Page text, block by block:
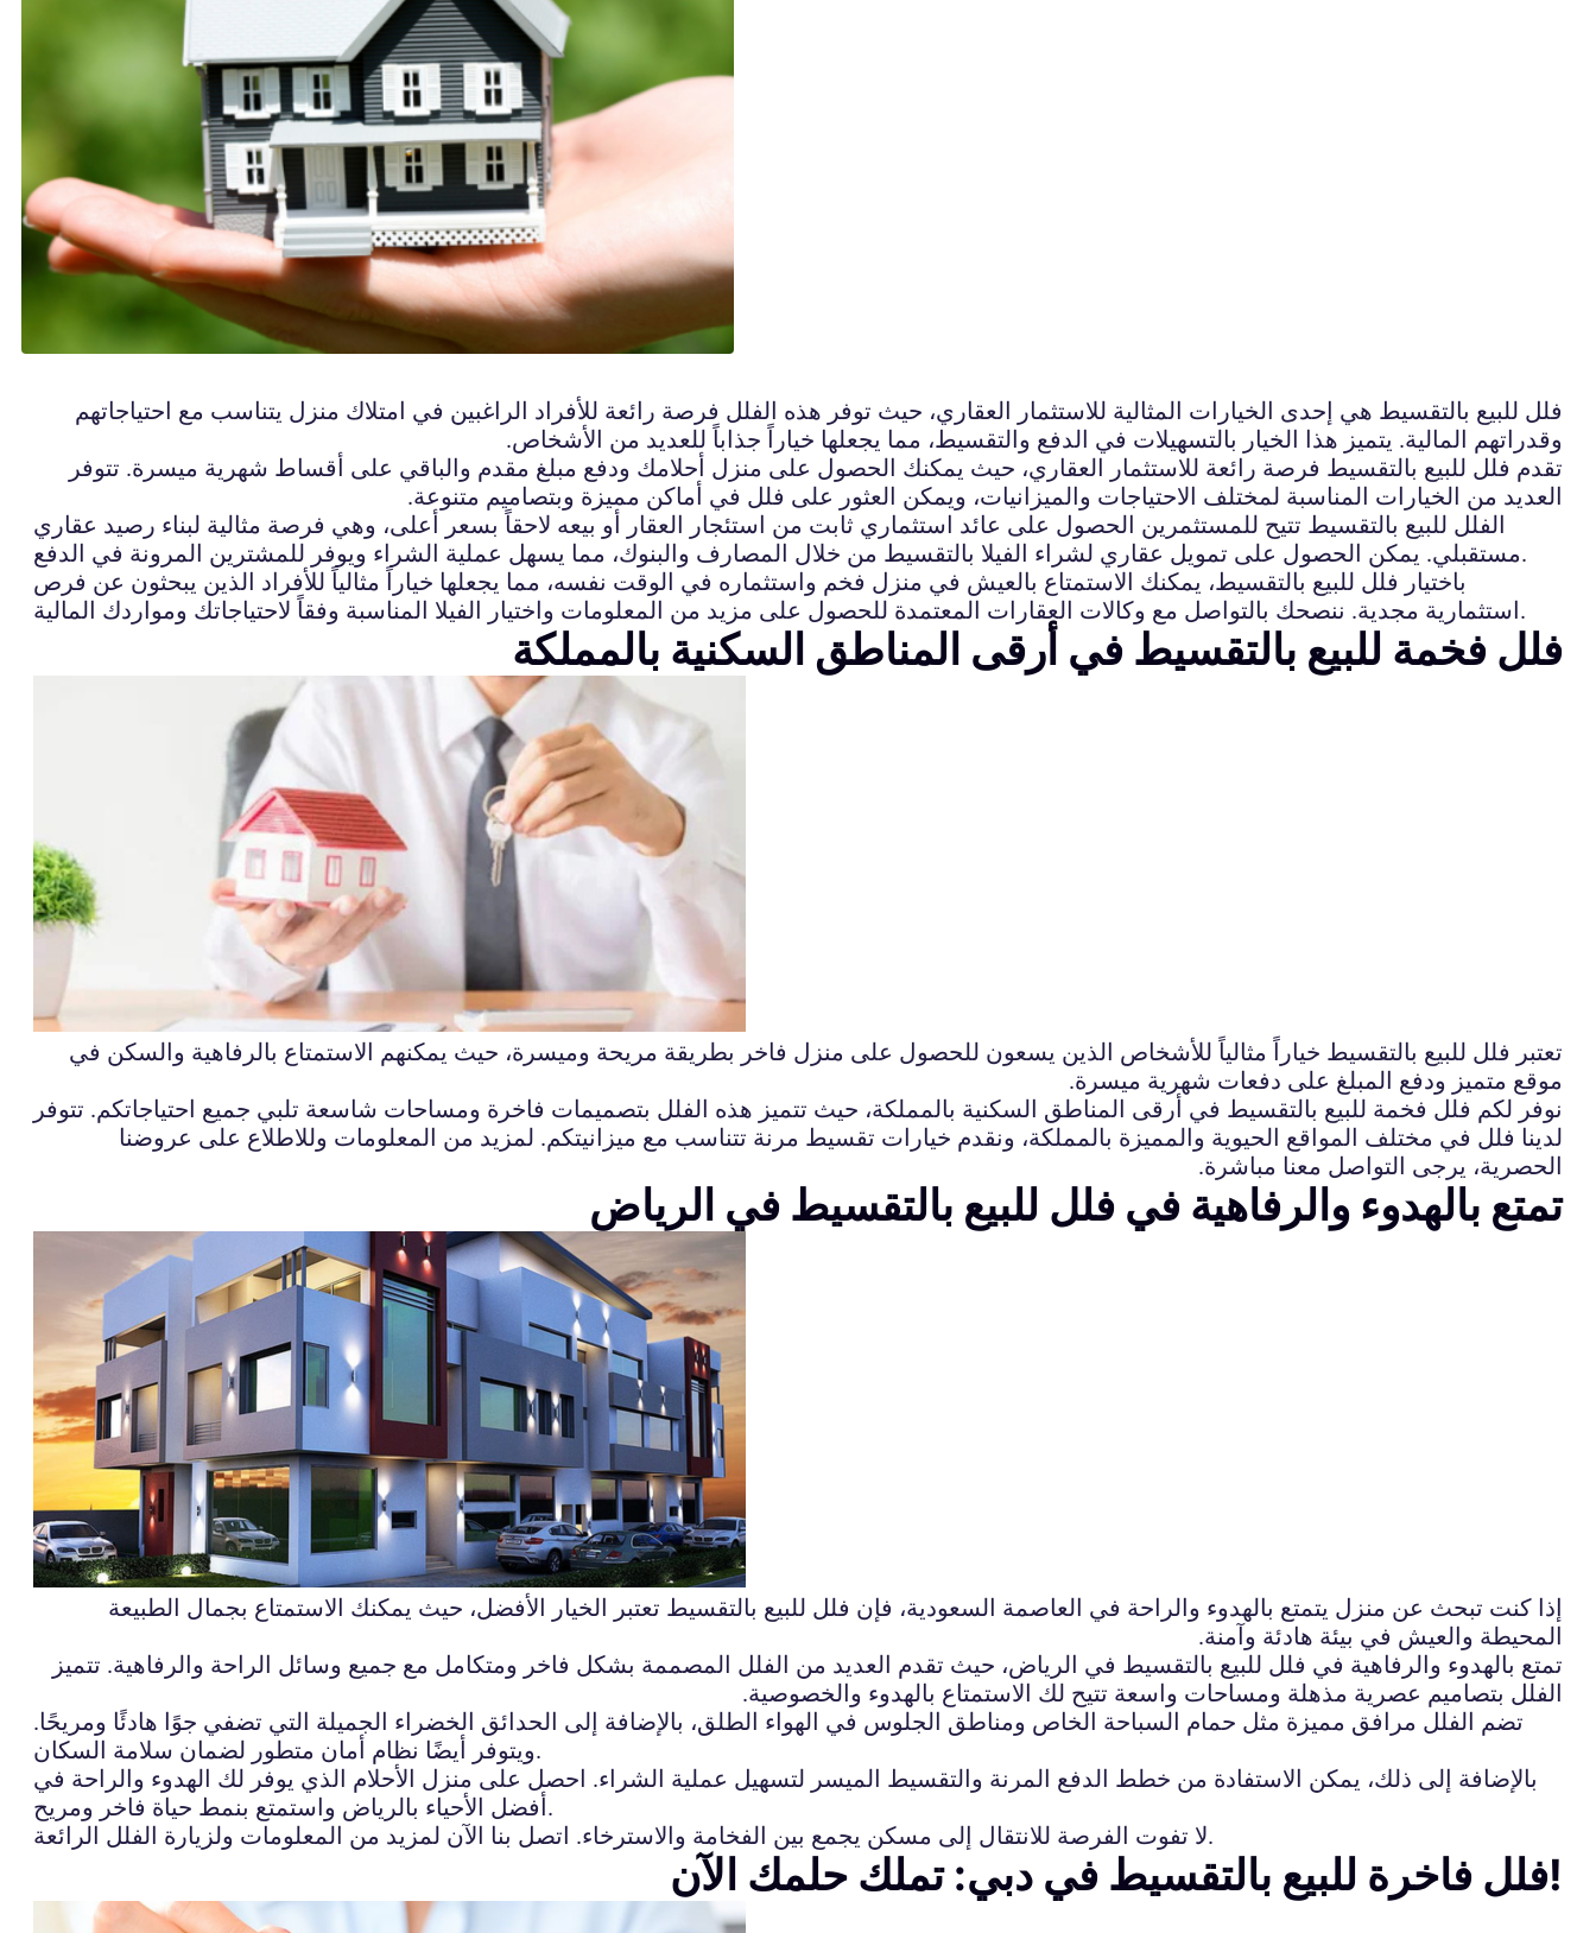
فلل للبيع بالتقسيط هي إحدى الخيارات المثالية للاستثمار العقاري، حيث توفر هذه الفلل فرصة رائعة للأفراد الراغبين في امتلاك منزل يتناسب مع احتياجاتهم
وقدراتهم المالية. يتميز هذا الخيار بالتسهيلات في الدفع والتقسيط، مما يجعلها خياراً جذاباً للعديد من الأشخاص.
تقدم فلل للبيع بالتقسيط فرصة رائعة للاستثمار العقاري، حيث يمكنك الحصول على منزل أحلامك ودفع مبلغ مقدم والباقي على أقساط شهرية ميسرة. تتوفر
العديد من الخيارات المناسبة لمختلف الاحتياجات والميزانيات، ويمكن العثور على فلل في أماكن مميزة وبتصاميم متنوعة.
الفلل للبيع بالتقسيط تتيح للمستثمرين الحصول على عائد استثماري ثابت من استئجار العقار أو بيعه لاحقاً بسعر أعلى، وهي فرصة مثالية لبناء رصيد عقاري
مستقبلي. يمكن الحصول على تمويل عقاري لشراء الفيلا بالتقسيط من خلال المصارف والبنوك، مما يسهل عملية الشراء ويوفر للمشترين المرونة في الدفع.
باختيار فلل للبيع بالتقسيط، يمكنك الاستمتاع بالعيش في منزل فخم واستثماره في الوقت نفسه، مما يجعلها خياراً مثالياً للأفراد الذين يبحثون عن فرص
استثمارية مجدية. ننصحك بالتواصل مع وكالات العقارات المعتمدة للحصول على مزيد من المعلومات واختيار الفيلا المناسبة وفقاً لاحتياجاتك ومواردك المالية.
فلل فخمة للبيع بالتقسيط في أرقى المناطق السكنية بالمملكة
تعتبر فلل للبيع بالتقسيط خياراً مثالياً للأشخاص الذين يسعون للحصول على منزل فاخر بطريقة مريحة وميسرة، حيث يمكنهم الاستمتاع بالرفاهية والسكن في
موقع متميز ودفع المبلغ على دفعات شهرية ميسرة.
نوفر لكم فلل فخمة للبيع بالتقسيط في أرقى المناطق السكنية بالمملكة، حيث تتميز هذه الفلل بتصميمات فاخرة ومساحات شاسعة تلبي جميع احتياجاتكم. تتوفر
لدينا فلل في مختلف المواقع الحيوية والمميزة بالمملكة، ونقدم خيارات تقسيط مرنة تتناسب مع ميزانيتكم. لمزيد من المعلومات وللاطلاع على عروضنا
الحصرية، يرجى التواصل معنا مباشرة.
تمتع بالهدوء والرفاهية في فلل للبيع بالتقسيط في الرياض
إذا كنت تبحث عن منزل يتمتع بالهدوء والراحة في العاصمة السعودية، فإن فلل للبيع بالتقسيط تعتبر الخيار الأفضل، حيث يمكنك الاستمتاع بجمال الطبيعة
المحيطة والعيش في بيئة هادئة وآمنة.
تمتع بالهدوء والرفاهية في فلل للبيع بالتقسيط في الرياض، حيث تقدم العديد من الفلل المصممة بشكل فاخر ومتكامل مع جميع وسائل الراحة والرفاهية. تتميز
الفلل بتصاميم عصرية مذهلة ومساحات واسعة تتيح لك الاستمتاع بالهدوء والخصوصية.
تضم الفلل مرافق مميزة مثل حمام السباحة الخاص ومناطق الجلوس في الهواء الطلق، بالإضافة إلى الحدائق الخضراء الجميلة التي تضفي جوًا هادئًا ومريحًا.
ويتوفر أيضًا نظام أمان متطور لضمان سلامة السكان.
بالإضافة إلى ذلك، يمكن الاستفادة من خطط الدفع المرنة والتقسيط الميسر لتسهيل عملية الشراء. احصل على منزل الأحلام الذي يوفر لك الهدوء والراحة في
أفضل الأحياء بالرياض واستمتع بنمط حياة فاخر ومريح.
لا تفوت الفرصة للانتقال إلى مسكن يجمع بين الفخامة والاسترخاء. اتصل بنا الآن لمزيد من المعلومات ولزيارة الفلل الرائعة.
فلل فاخرة للبيع بالتقسيط في دبي: تملك حلمك الآن!